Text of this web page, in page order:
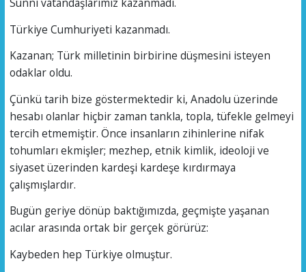
Türkiye Cumhuriyeti kazanmadı.
Kazanan; Türk milletinin birbirine düşmesini isteyen
odaklar oldu.
Çünkü tarih bize göstermektedir ki, Anadolu üzerinde
hesabı olanlar hiçbir zaman tankla, topla, tüfekle gelmeyi
tercih etmemiştir. Önce insanların zihinlerine nifak
tohumları ekmişler; mezhep, etnik kimlik, ideoloji ve
siyaset üzerinden kardeşi kardeşe kırdırmaya
çalışmışlardır.
Bugün geriye dönüp baktığımızda, geçmişte yaşanan
acılar arasında ortak bir gerçek görürüz:
Kaybeden hep Türkiye olmuştur.